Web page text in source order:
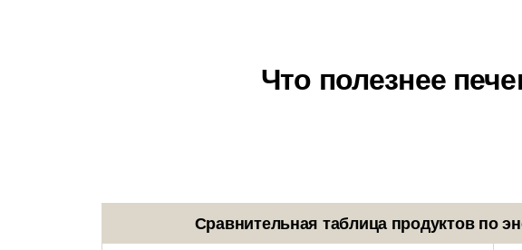
Что полезнее
Сравнительная таблица продуктов по